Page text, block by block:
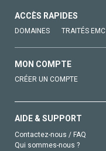
ACCÈS RAPIDES
DOMAINES TRAITÉS EMC
MON COMPTE
CRÉER UN COMPTE
AIDE & SUPPORT
Contactez-nous / FAQ
Qui sommes-nous ?